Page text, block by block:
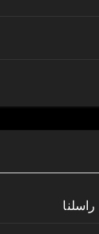
راسلنا